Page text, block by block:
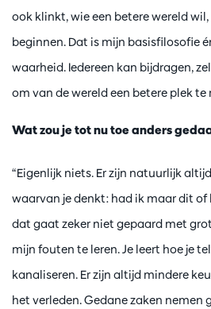
ook klinkt, wie een betere wereld
beginnen. Dat is mijn basisfilosofie
waarheid. Iedereen kan bijdragen,
om van de wereld een betere plek te
Wat zou je tot nu toe anders
“Eigenlijk niets. Er zijn natuurlijk
waarvan je denkt: had ik maar dit of
dat gaat zeker niet gepaard met
mijn fouten te leren. Je leert hoe je
kanaliseren. Er zijn altijd mindere
het verleden. Gedane zaken nemen